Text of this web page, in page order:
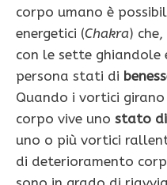
corpo umano è
energetici (Chakra)
con le sette
persona stati di
Quando i vortici
corpo vive uno stato
uno o più vortici
di deterioramento